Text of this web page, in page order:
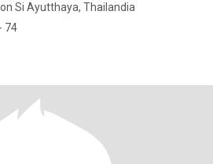
Si Ayutthaya, Thailandia
74